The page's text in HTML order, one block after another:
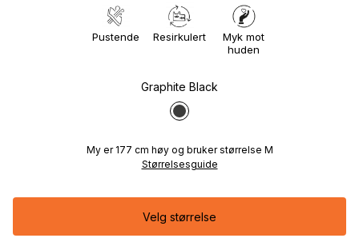
Pustende Resirkulert
Myk mot
huden
Graphite Black
My er 177 cm høy og bruker størrelse M
Størrelsesguide
Velg størrelse